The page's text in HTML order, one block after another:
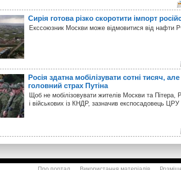
Сирія готова різко скоротити імпорт
Екссоюзник Москви може відмовитися від нафти
Росія здатна мобілізувати сотні тисяч,
головний страх Путіна
Щоб не мобілізовувати жителів Москви та Пітера,
і військових із КНДР, зазначив експосадовець ЦРУ